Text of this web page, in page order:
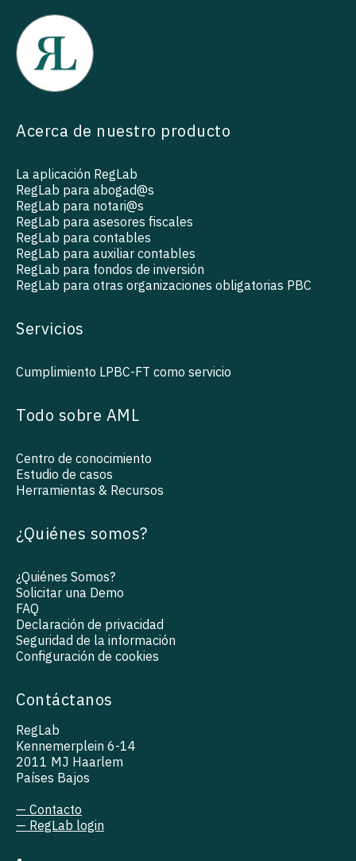
Acerca de nuestro producto
La aplicación RegLab
RegLab para abogad@s
RegLab para notari@s
RegLab para asesores fiscales
RegLab para contables
RegLab para auxiliar contables
RegLab para fondos de inversión
RegLab para otras organizaciones obligatorias PBC
Servicios
Cumplimiento LPBC-FT como servicio
Todo sobre AML
Centro de conocimiento
Estudio de casos
Herramientas & Recursos
¿Quiénes somos?
¿Quiénes Somos?
Solicitar una Demo
FAQ
Declaración de privacidad
Seguridad de la información
Configuración de cookies
Contáctanos
RegLab
Kennemerplein 6-14
2011 MJ Haarlem
Países Bajos
— Contacto
— RegLab login